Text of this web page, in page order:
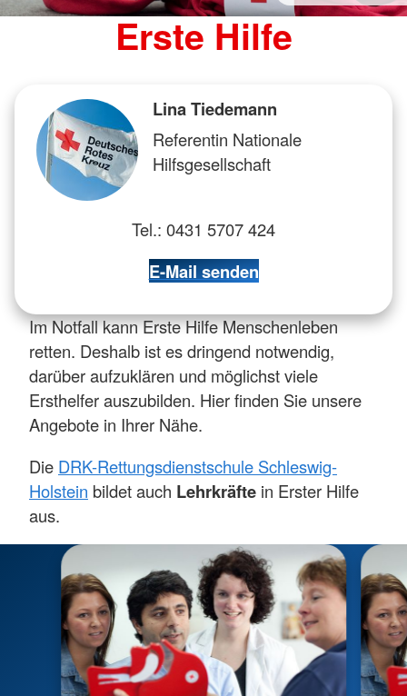
Erste Hilfe
Lina Tiedemann
Referentin Nationale
Hilfsgesellschaft
Tel.: 0431 5707 424
E-Mail senden
Im Notfall kann Erste Hilfe Menschenleben
retten. Deshalb ist es dringend notwendig,
darüber aufzuklären und möglichst viele
Ersthelfer auszubilden. Hier finden Sie unsere
Angebote in Ihrer Nähe.
Die DRK-Rettungsdienstschule Schleswig-
Holstein bildet auch Lehrkräfte in Erster Hilfe
aus.